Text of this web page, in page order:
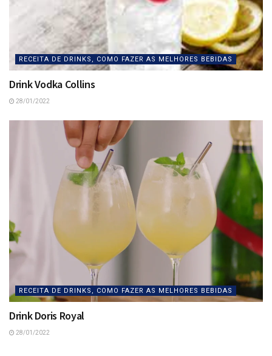
RECEITA DE DRINKS, COMO FAZER AS MELHORES BEBIDAS
Drink Vodka Collins
28/01/2022
RECEITA DE DRINKS, COMO FAZER AS MELHORES BEBIDAS
Drink Doris Royal
28/01/2022